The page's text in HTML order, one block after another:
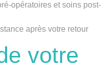
opératoires et soins post-
après votre retour
votre